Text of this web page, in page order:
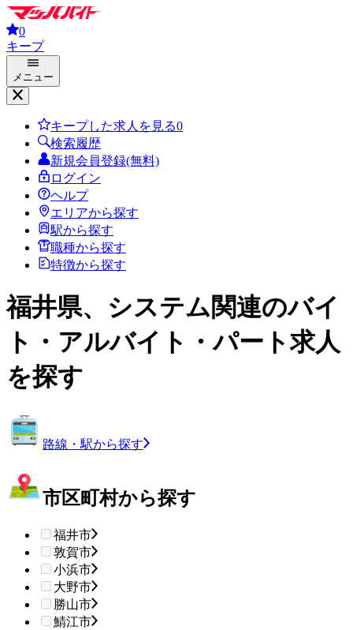
0
キープ
メニュー
キープした求人を見る0
検索履歴
新規会員登録(無料)
ログイン
ヘルプ
エリアから探す
駅から探す
職種から探す
特徴から探す
福井県、システム関連のバイ
ト・アルバイト・パート求人
を探す
路線・駅から探す
市区町村から探す
福井市
敦賀市
小浜市
大野市
勝山市
鯖江市